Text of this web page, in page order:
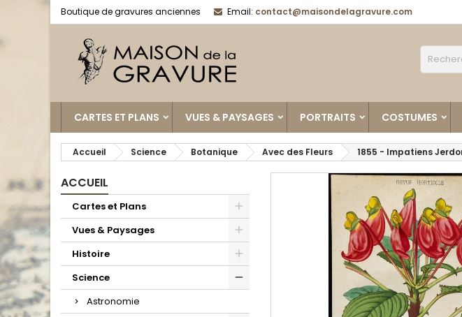
Boutique de gravures anciennes Email: contact@maisondelagravure.com
CARTES ET PLANS VUES & PAYSAGES PORTRAITS COSTUMES
Accueil Science Botanique Avec des Fleurs 1855 - Impatiens
ACCUEIL
Cartes et Plans
Vues & Paysages
Histoire
Science
Astronomie